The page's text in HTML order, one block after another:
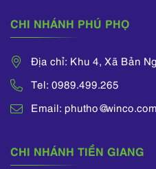
CHI NHÁNH PHÚ PHỌ
Địa chỉ: Khu 4, Xã Bản
Tel: 0989.499.265
Email:
CHI NHÁNH TIỀN GIANG